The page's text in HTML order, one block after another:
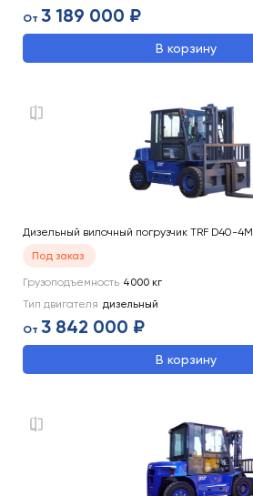
От 3 189 000 ₽
В корзину
Дизельный вилочный погрузчик TRF D40-4M
Под заказ
Грузоподъемность 4000 кг
Тип двигателя дизельный
От 3 842 000 ₽
В корзину